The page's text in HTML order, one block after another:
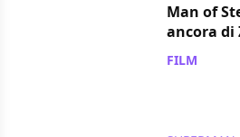
Man of
ancora di
FILM